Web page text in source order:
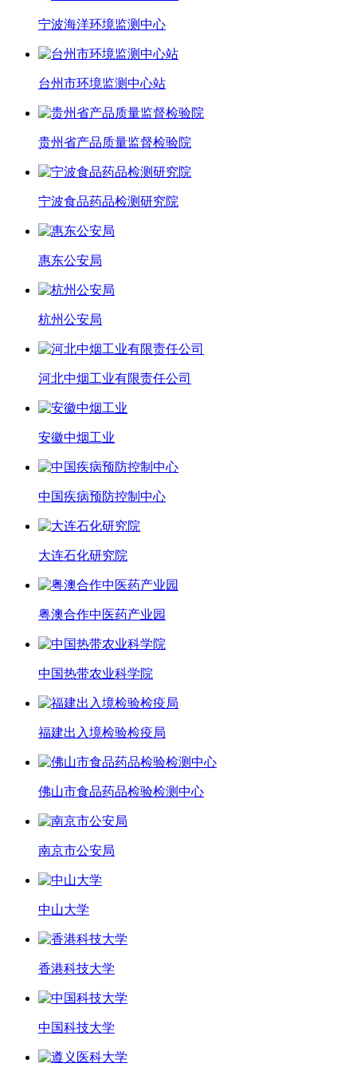
宁波海洋环境监测中心
台州市环境监测中心站
贵州省产品质量监督检验院
宁波食品药品检测研究院
惠东公安局
杭州公安局
河北中烟工业有限责任公司
安徽中烟工业
中国疾病预防控制中心
大连石化研究院
粤澳合作中医药产业园
中国热带农业科学院
福建出入境检验检疫局
佛山市食品药品检验检测中心
南京市公安局
中山大学
香港科技大学
中国科技大学